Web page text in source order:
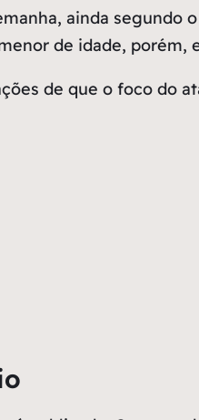
ainda
de idade, porém,
de que o foco do